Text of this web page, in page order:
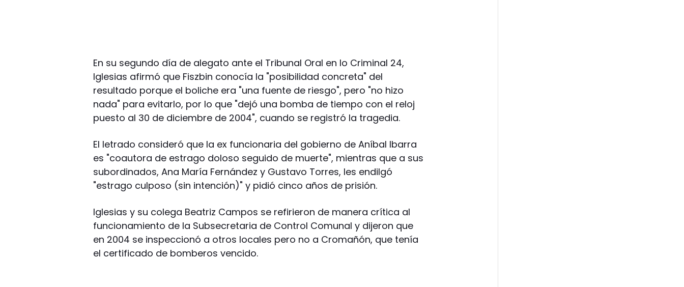
En su segundo día de alegato ante el Tribunal Oral en lo Criminal 24,
Iglesias afirmó que Fiszbin conocía la "posibilidad concreta" del
resultado porque el boliche era "una fuente de riesgo", pero "no hizo
nada" para evitarlo, por lo que "dejó una bomba de tiempo con el reloj
puesto al 30 de diciembre de 2004", cuando se registró la tragedia.
El letrado consideró que la ex funcionaria del gobierno de Aníbal Ibarra
es "coautora de estrago doloso seguido de muerte", mientras que a sus
subordinados, Ana María Fernández y Gustavo Torres, les endilgó
"estrago culposo (sin intención)" y pidió cinco años de prisión.
Iglesias y su colega Beatriz Campos se refirieron de manera crítica al
funcionamiento de la Subsecretaria de Control Comunal y dijeron que
en 2004 se inspeccionó a otros locales pero no a Cromañón, que tenía
el certificado de bomberos vencido.